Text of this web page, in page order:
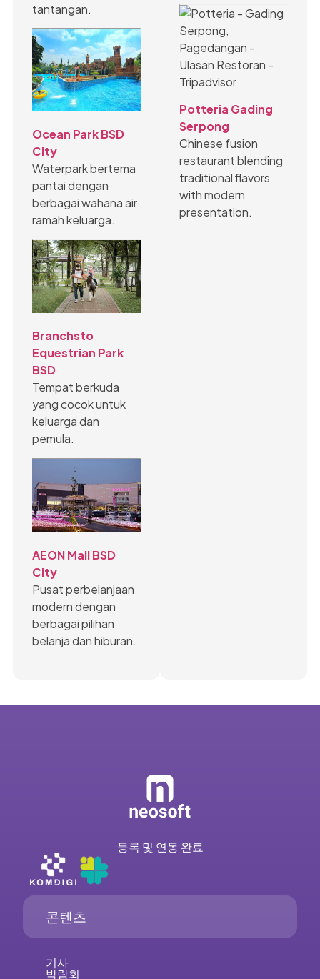
tantangan.
Ocean Park BSD
City
Waterpark bertema
pantai dengan
berbagai wahana air
ramah keluarga.
Branchsto
Equestrian Park
BSD
Tempat berkuda
yang cocok untuk
keluarga dan
pemula.
AEON Mall BSD
City
Pusat perbelanjaan
modern dengan
berbagai pilihan
belanja dan hiburan.
Potteria Gading
Serpong
Chinese fusion
restaurant blending
traditional flavors
with modern
presentation.
등록 및 연동 완료
콘텐츠
기사
박람회